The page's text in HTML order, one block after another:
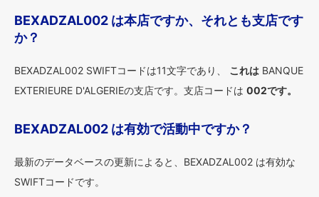
BEXADZAL002 は本店ですか、それとも支店です
か？
BEXADZAL002 SWIFTコードは11文字であり、 これは BANQUE
EXTERIEURE D'ALGERIEの支店です。支店コードは 002です。
BEXADZAL002 は有効で活動中ですか？
最新のデータベースの更新によると、BEXADZAL002 は有効な
SWIFTコードです。